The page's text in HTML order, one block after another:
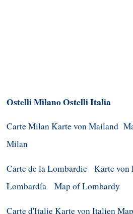
Ostelli MilanoOstelli Italia
Carte MilanKarte von Mailand
Milan
Carte de la Lombardie Karte von
Lombardía
Map of Lombardy
Carte d'ItalieKarte von Italien